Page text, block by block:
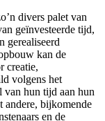
divers palet van
geïnvesteerde tijd,
gerealiseerd
kan de
creatie,
volgens het
van hun tijd aan hun
andere, bijkomende
en de